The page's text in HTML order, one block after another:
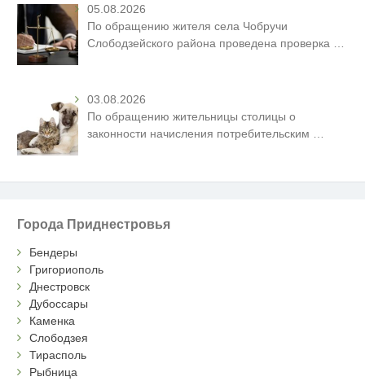
05.08.2026
По обращению жителя села Чобручи
Слободзейского района проведена проверка
03.08.2026
По обращению жительницы столицы о
законности начисления потребительским
Города Приднестровья
Бендеры
Григориополь
Днестровск
Дубоссары
Каменка
Слободзея
Тирасполь
Рыбница